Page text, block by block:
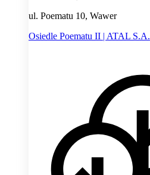
ul. Poematu 10, Wawer
Osiedle Poematu II | ATAL S.A.